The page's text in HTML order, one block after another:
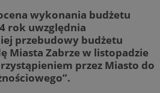
wykonania budżetu
rok uwzględnia
przebudowy budżetu
Miasta Zabrze w listopadzie
przez Miasto do